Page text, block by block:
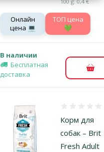
Онлайн
цена 💻
TOП цена
💚
В наличии
Бесплатная
доставка
В
Корм для
собак – Brit
Fresh Adult